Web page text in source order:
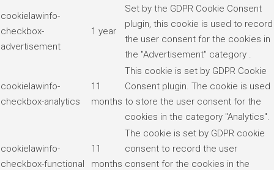
cookielawinfo-
checkbox-
advertisement
1 year
Set by the GDPR Cookie Consent
plugin, this cookie is used to record
the user consent for the cookies in
the "Advertisement" category .
cookielawinfo-
checkbox-analytics
11
months
This cookie is set by GDPR Cookie
Consent plugin. The cookie is used
to store the user consent for the
cookies in the category "Analytics".
cookielawinfo-
checkbox-functional
11
months
The cookie is set by GDPR cookie
consent to record the user
consent for the cookies in the